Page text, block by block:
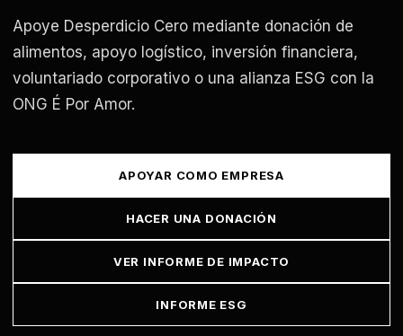
Apoye Desperdicio Cero mediante donación de
alimentos, apoyo logístico, inversión financiera,
voluntariado corporativo o una alianza ESG con la
ONG É Por Amor.
APOYAR COMO EMPRESA
HACER UNA DONACIÓN
VER INFORME DE IMPACTO
INFORME ESG